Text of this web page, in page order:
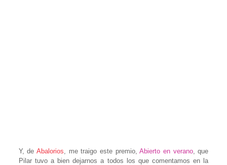
Y, deAbalorios, me traigo este premio,Abierto en verano, que
Pilar tuvo a bien dejarnos a todos los que comentamos en la